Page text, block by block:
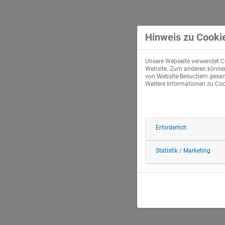
Hinweis zu
Unsere Webseite verwendet
Website. Zum anderen
von Website-Besuchern
Weitere Informationen zu
Erforderlich
Statistik / Marketing